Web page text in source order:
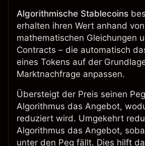
Algorithmische Stablecoins
erhalten ihren Wert anhand von
mathematischen Gleichungen
Contracts – die automatisch
eines Tokens auf der
Marktnachfrage anpassen.
Übersteigt der Preis seinen
Algorithmus das Angebot,
reduziert wird. Umgekehrt
Algorithmus das Angebot,
unter den Peg fällt. Dies hilft